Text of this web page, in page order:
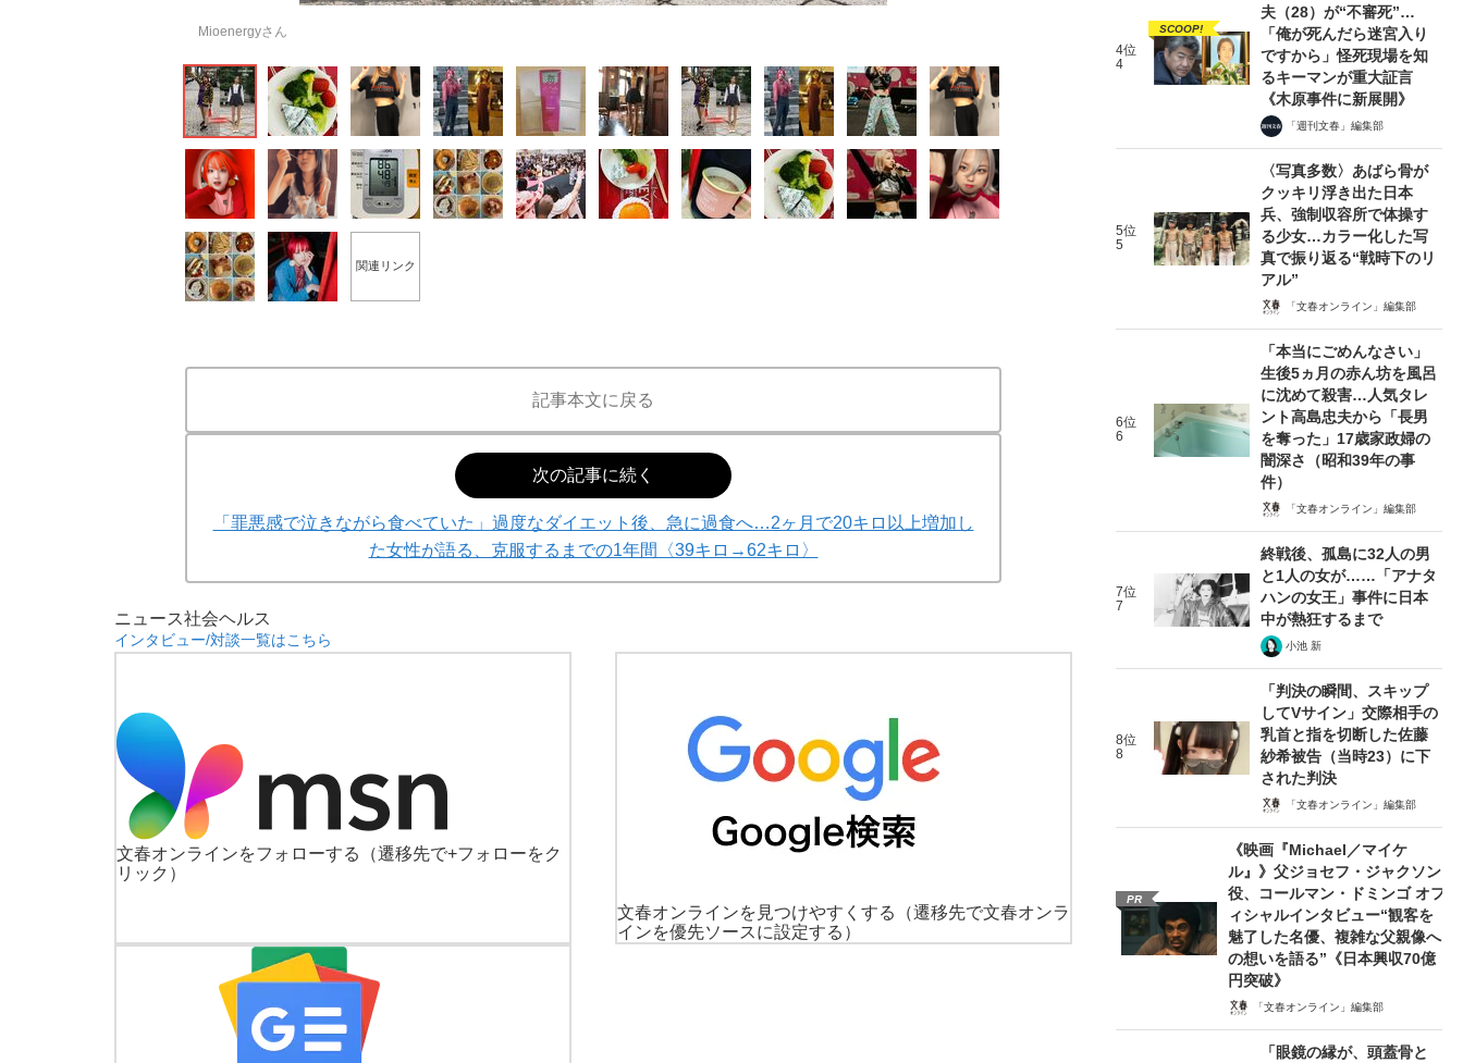
Mioenergyさん
関連リンク
記事本文に戻る
次の記事に続く
「罪悪感で泣きながら食べていた」過度なダイエット後、急に過食へ…2ヶ月で20キロ以上増加し
た女性が語る、克服するまでの1年間〈39キロ→62キロ〉
ニュース社会ヘルス
インタビュー/対談一覧はこちら
文春オンラインをフォローする
（遷移先で+フォローをク
リック）
文春オンラインを見つけやすくする
（遷移先で文春オンラ
インを優先ソースに設定する）
4位
4
SCOOP!
夫（28）が“不審死”…
「俺が死んだら迷宮入り
ですから」怪死現場を知
るキーマンが重大証言
《木原事件に新展開》
「週刊文春」編集部
5位
5
〈写真多数〉あばら骨が
クッキリ浮き出た日本
兵、強制収容所で体操す
る少女…カラー化した写
真で振り返る“戦時下のリ
アル”
「文春オンライン」編集部
6位
6
「本当にごめんなさい」
生後5ヵ月の赤ん坊を風呂
に沈めて殺害…人気タレ
ント高島忠夫から「長男
を奪った」17歳家政婦の
闇深さ（昭和39年の事
件）
「文春オンライン」編集部
7位
7
終戦後、孤島に32人の男
と1人の女が……「アナタ
ハンの女王」事件に日本
中が熱狂するまで
小池 新
8位
8
「判決の瞬間、スキップ
してVサイン」交際相手の
乳首と指を切断した佐藤
紗希被告（当時23）に下
された判決
「文春オンライン」編集部
PR
《映画『Michael／マイケ
ル』》父ジョセフ・ジャクソン
役、コールマン・ドミンゴ オフ
ィシャルインタビュー“観客を
魅了した名優、複雑な父親像へ
の想いを語る”《日本興収70億
円突破》
「文春オンライン」編集部
「眼鏡の縁が、頭蓋骨と